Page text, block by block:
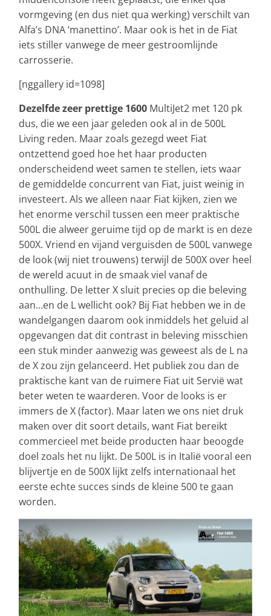
vormgeving (en dus niet qua werking) verschilt van
Alfa’s DNA ‘manettino’. Maar ook is het in de Fiat
iets stiller vanwege de meer gestroomlijnde
carrosserie.
[nggallery id=1098]
Dezelfde zeer prettige 1600 MultiJet2 met 120 pk
dus, die we een jaar geleden ook al in de 500L
Living reden. Maar zoals gezegd weet Fiat
ontzettend goed hoe het haar producten
onderscheidend weet samen te stellen, iets waar
de gemiddelde concurrent van Fiat, juist weinig in
investeert. Als we alleen naar Fiat kijken, zien we
het enorme verschil tussen een meer praktische
500L die alweer geruime tijd op de markt is en deze
500X. Vriend en vijand verguisden de 500L vanwege
de look (wij niet trouwens) terwijl de 500X over heel
de wereld acuut in de smaak viel vanaf de
onthulling. De letter X sluit precies op die beleving
aan…en de L wellicht ook? Bij Fiat hebben we in de
wandelgangen daarom ook inmiddels het geluid al
opgevangen dat dit contrast in beleving misschien
een stuk minder aanwezig was geweest als de L na
de X zou zijn gelanceerd. Het publiek zou dan de
praktische kant van de ruimere Fiat uit Servië wat
beter weten te waarderen. Voor de looks is er
immers de X (factor). Maar laten we ons niet druk
maken over dit soort details, want Fiat bereikt
commercieel met beide producten haar beoogde
doel zoals het nu lijkt. De 500L is in Italië vooral een
blijvertje en de 500X lijkt zelfs internationaal het
eerste echte succes sinds de kleine 500 te gaan
worden.